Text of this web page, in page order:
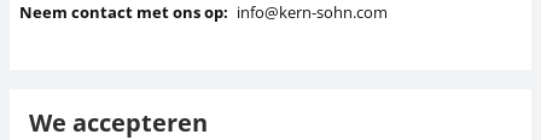
Neem contact met ons op: info@kern-sohn.com
We accepteren